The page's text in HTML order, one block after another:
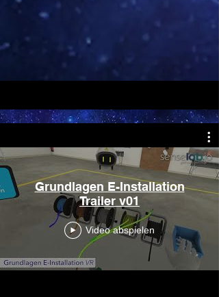
Grundlagen E-Installation
Trailer v01
Video abspielen